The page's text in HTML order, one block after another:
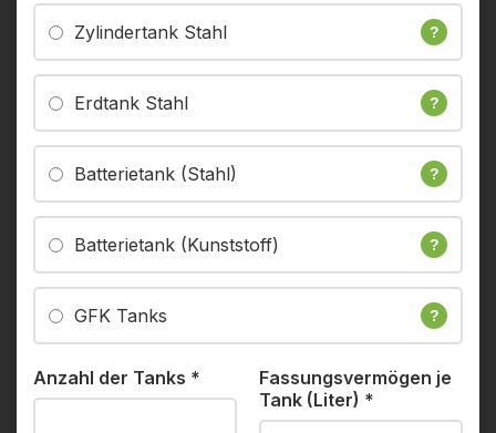
Zylindertank Stahl ?
Erdtank Stahl ?
Batterietank (Stahl) ?
Batterietank (Kunststoff) ?
GFK Tanks ?
Anzahl der Tanks *
Fassungsvermögen je
Tank (Liter) *